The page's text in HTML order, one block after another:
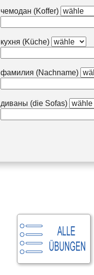
чемодан (Koffer)
кухня (Küche)
фамилия (Nachname)
диваны (die Sofas)